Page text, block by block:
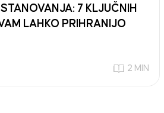
7 KLJUČNIH
LAHKO PRIHRANIJO
2 MIN